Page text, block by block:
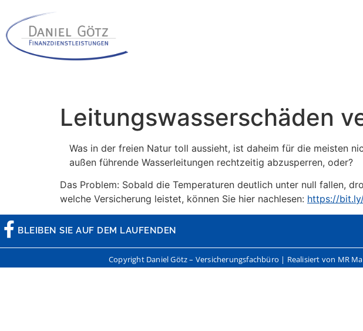
Leitungswasserschäden
Was in der freien Natur toll aussieht, ist daheim für die meisten
außen führende Wasserleitungen rechtzeitig abzusperren, oder?
Das Problem: Sobald die Temperaturen deutlich unter null fallen,
welche Versicherung leistet, können Sie hier nachlesen: https://
BLEIBEN SIE AUF DEM LAUFENDEN
Copyright Daniel Götz – Versicherungsfachbüro | Realisiert von MR